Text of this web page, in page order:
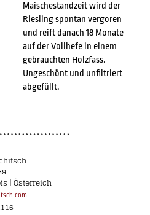
Maischestandzeit wird der
Riesling spontan vergoren
und reift danach 18 Monate
auf der Vollhefe in einem
gebrauchten Holzfass.
Ungeschönt und unfiltriert
abgefüllt.
| Österreich